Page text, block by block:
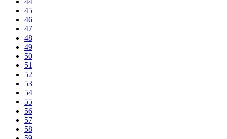
45
46
47
48
49
50
51
52
53
54
55
56
57
58